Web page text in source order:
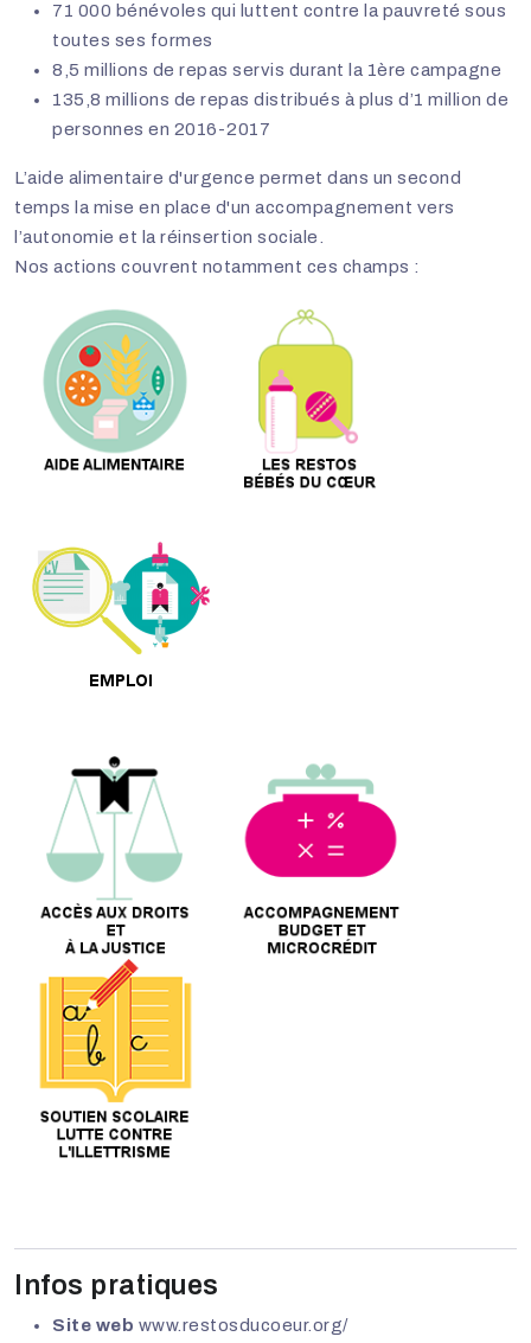
71 000 bénévoles qui luttent contre la pauvreté sous
toutes ses formes
8,5 millions de repas servis durant la 1ère campagne
135,8 millions de repas distribués à plus d’1 million de
personnes en 2016-2017
L’aide alimentaire d'urgence permet dans un second
temps la mise en place d'un accompagnement vers
l’autonomie et la réinsertion sociale.
Nos actions couvrent notamment ces champs :
Infos pratiques
Site web www.restosducoeur.org/